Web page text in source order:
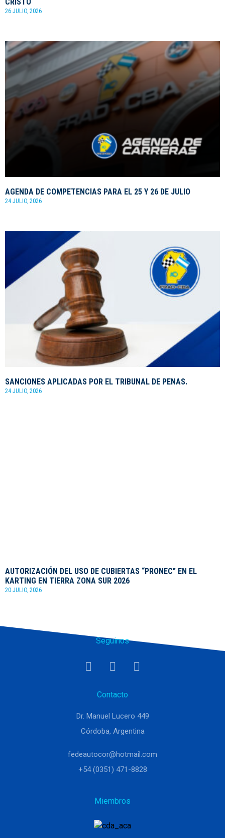
CRISTO
26 JULIO, 2026
AGENDA DE COMPETENCIAS PARA EL 25 Y 26 DE JULIO
24 JULIO, 2026
SANCIONES APLICADAS POR EL TRIBUNAL DE PENAS.
24 JULIO, 2026
AUTORIZACIÓN DEL USO DE CUBIERTAS “PRONEC” EN EL
KARTING EN TIERRA ZONA SUR 2026
20 JULIO, 2026
Seguinos
Contacto
Dr. Manuel Lucero 449
Córdoba, Argentina
fedeautocor@hotmail.com
+54 (0351) 471-8828
Miembros